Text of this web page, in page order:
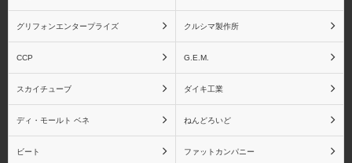
竈門禰󠄀豆子
グリフォンエンタープライズ クルシマ製作所
CCP G.E.M.
スカイチューブ ダイキ工業
ディ・モールト ベネ ねんどろいど
ビート ファットカンパニー